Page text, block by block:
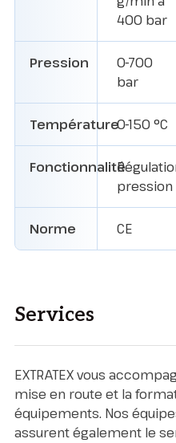
400 bar
Pression
0-700
bar
Température0-150 °C
Fonctionnalité
pression
Norme CE
Services
EXTRATEX vous
mise en route et la
équipements. Nos
assurent également le